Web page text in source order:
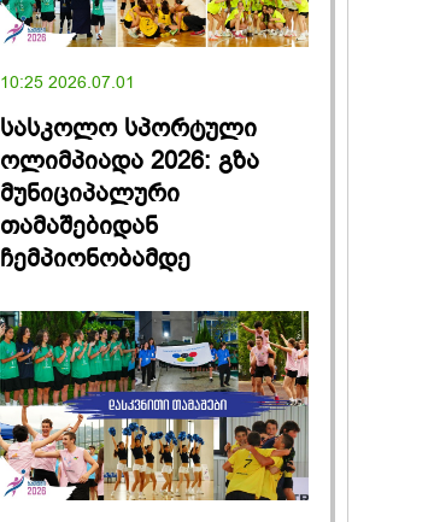
10:25 2026.07.01
სასკოლო სპორტული
ოლიმპიადა 2026: გზა
მუნიციპალური
თამაშებიდან
ჩემპიონობამდე